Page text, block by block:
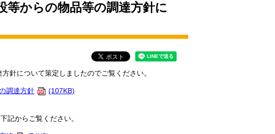
等からの物品等の調達方針に
針について策定しましたのでご覧ください。
調達方針 (107KB)
記からご覧ください。